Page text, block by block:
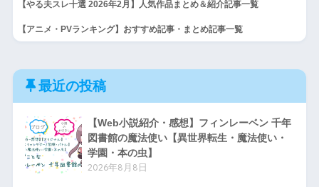
【やる夫スレ十選 2026年2月】人気作品まとめ＆紹介記事一覧
【アニメ・PVランキング】おすすめ記事・まとめ記事一覧
最近の投稿
【Web小説紹介・感想】フィンレーベン 千年
図書館の魔法使い【異世界転生・魔法使い・
学園・本の虫】
2026年8月8日